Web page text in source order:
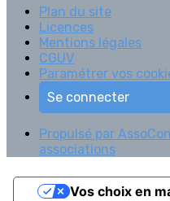
Plan du site
Licences
Mentions légales
CGUV
Paramétrer vos
Se connecter
Propulsé par
associations
Vos choix en